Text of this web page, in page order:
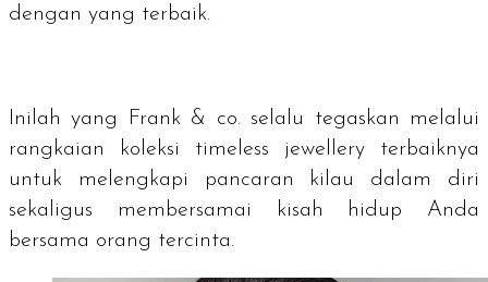
dengan yang terbaik.
Inilah yang Frank & co. selalu tegaskan melalui
rangkaian koleksi timeless jewellery terbaiknya
untuk melengkapi pancaran kilau dalam diri
sekaligus membersamai kisah hidup Anda
bersama orang tercinta.